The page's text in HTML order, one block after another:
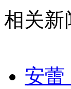
相关新
安蕾